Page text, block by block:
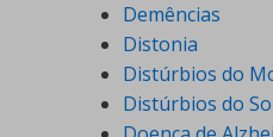
Demências
Distonia
Distúrbios do
Distúrbios do